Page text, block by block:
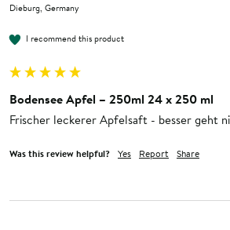
Dieburg, Germany
I recommend this product
Bodensee Apfel – 250ml 24 x 250 ml
Frischer leckerer Apfelsaft - besser geht
Was this review helpful? Yes Report Share